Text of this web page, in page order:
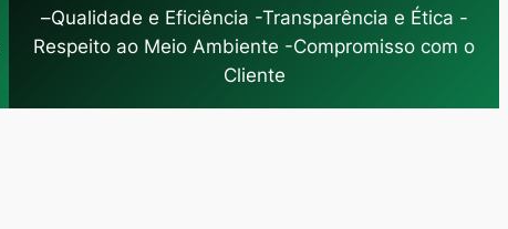
–Qualidade e Eficiência -Transparência e Ética -
Respeito ao Meio Ambiente -Compromisso com o
Cliente